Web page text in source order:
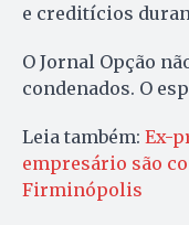
e creditícios
O Jornal Opção
condenados. O
Leia também: Ex-
empresário são
Firminópolis